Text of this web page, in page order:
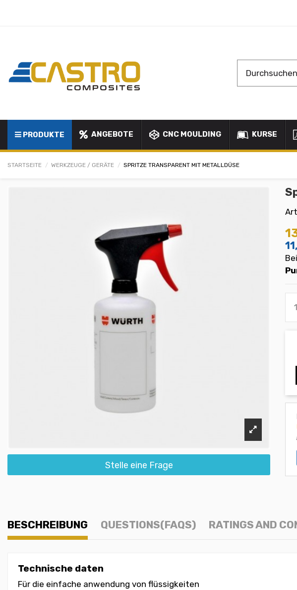
PRODUKTE ANGEBOTE CNC MOULDING KURSE
STARTSEITE WERKZEUGE / GERÄTE SPRITZE TRANSPARENT MIT METALLDÜSE
Stelle eine Frage
BESCHREIBUNG QUESTIONS(FAQS) RATINGS AND
Technische daten
Für die einfache anwendung von flüssigkeiten